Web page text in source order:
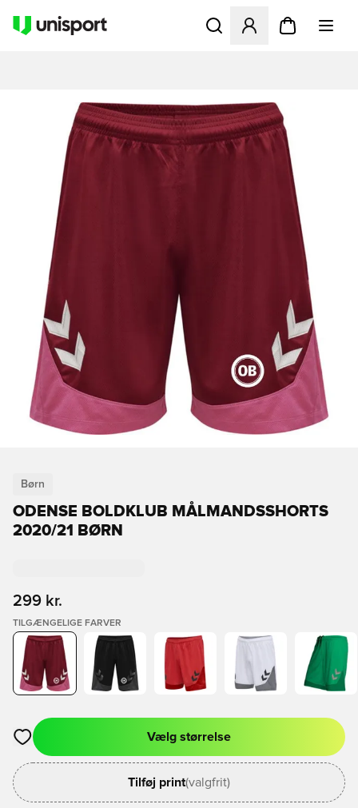
Åbner en Modal til at
Børn
ODENSE BOLDKLUB MÅLMANDSSHORTS
2020/21 BØRN
299 kr.
TILGÆNGELIGE FARVER
Åbner en Modal til at logge ind eller tilmelde dig som medlem
Vælg størrelse
Tilføj print(valgfrit)